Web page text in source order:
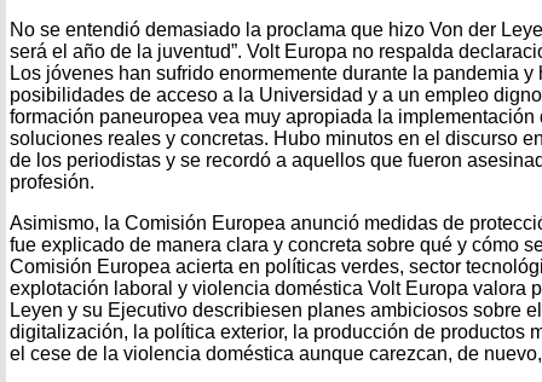
No se entendió demasiado la proclama que hizo Von der
será el año de la juventud”. Volt Europa no respalda
Los jóvenes han sufrido enormemente durante la pandemia
posibilidades de acceso a la Universidad y a un empleo
formación paneuropea vea muy apropiada la implementación
soluciones reales y concretas. Hubo minutos en el discurso
de los periodistas y se recordó a aquellos que fueron
profesión.
Asimismo, la Comisión Europea anunció medidas de
fue explicado de manera clara y concreta sobre qué y cómo
Comisión Europea acierta en políticas verdes, sector
explotación laboral y violencia doméstica Volt Europa valora
Leyen y su Ejecutivo describiesen planes ambiciosos sobre
digitalización, la política exterior, la producción de productos
el cese de la violencia doméstica aunque carezcan, de